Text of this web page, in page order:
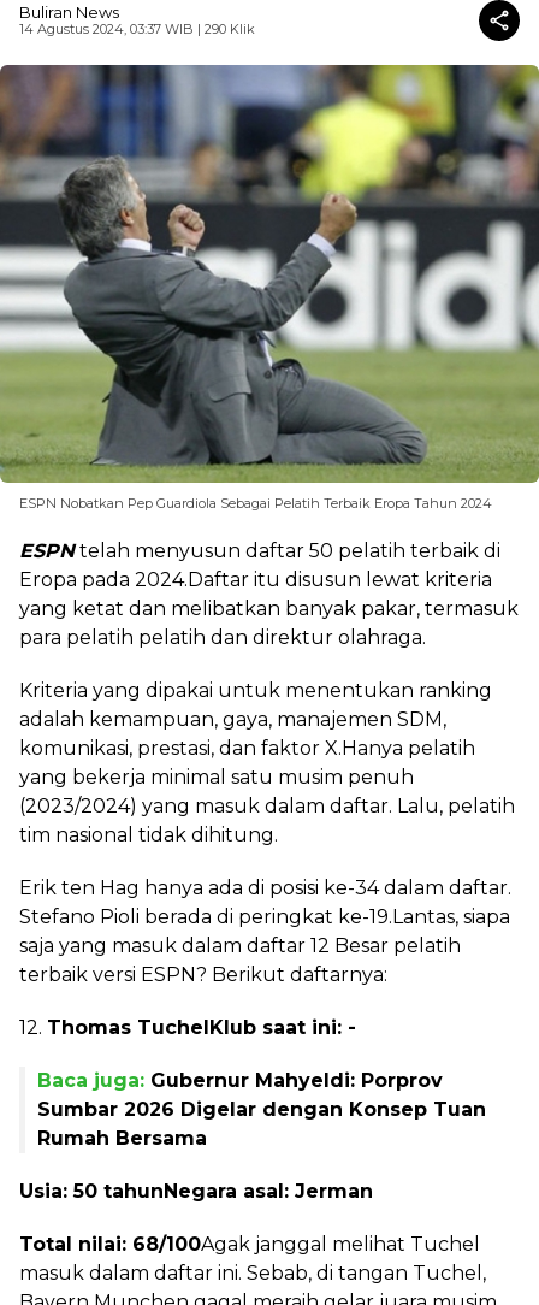
Buliran News
14 Agustus 2024, 03:37 WIB | 290 Klik
ESPN Nobatkan Pep Guardiola Sebagai Pelatih Terbaik Eropa Tahun 2024
ESPNtelah menyusun daftar 50 pelatih terbaik di
Eropa pada 2024.Daftar itu disusun lewat kriteria
yang ketat dan melibatkan banyak pakar, termasuk
para pelatih pelatih dan direktur olahraga.
Kriteria yang dipakai untuk menentukan ranking
adalah kemampuan, gaya, manajemen SDM,
komunikasi, prestasi, dan faktor X.Hanya pelatih
yang bekerja minimal satu musim penuh
(2023/2024) yang masuk dalam daftar. Lalu, pelatih
tim nasional tidak dihitung.
Erik ten Hag hanya ada di posisi ke-34 dalam daftar.
Stefano Pioli berada di peringkat ke-19.Lantas, siapa
saja yang masuk dalam daftar 12 Besar pelatih
terbaik versi ESPN? Berikut daftarnya:
12. Thomas TuchelKlub saat ini: -
Baca juga: Gubernur Mahyeldi: Porprov
Sumbar 2026 Digelar dengan Konsep Tuan
Rumah Bersama
Usia: 50 tahunNegara asal: Jerman
Total nilai: 68/100Agak janggal melihat Tuchel
masuk dalam daftar ini. Sebab, di tangan Tuchel,